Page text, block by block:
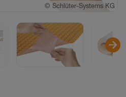
© Schlüter-Systems KG
© Schlüter-Systems KG
© Schlüter-Systems KG
© Schlüter-Systems KG
© Schlüter-Systems KG